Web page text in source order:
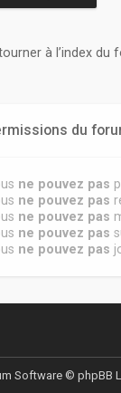
à l’index du
du
ne pouvez pas
ne pouvez pas
ne pouvez pas
ne pouvez pas
ne pouvez pas
Software © phpBB